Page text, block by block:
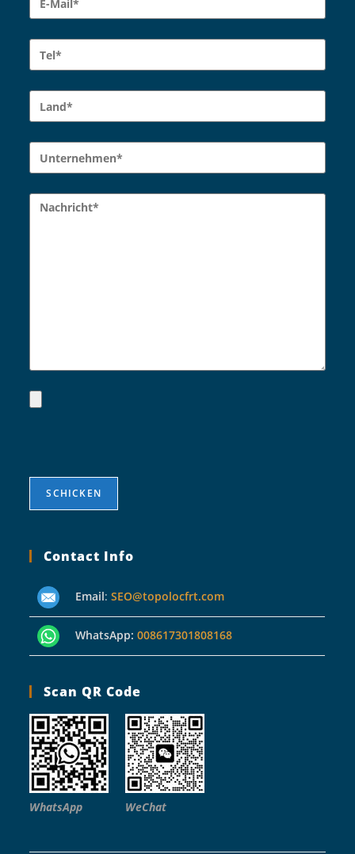
Contact Info
Email:SEO@topolocfrt.com
WhatsApp:008617301808168
Scan QR Code
WhatsApp WeChat